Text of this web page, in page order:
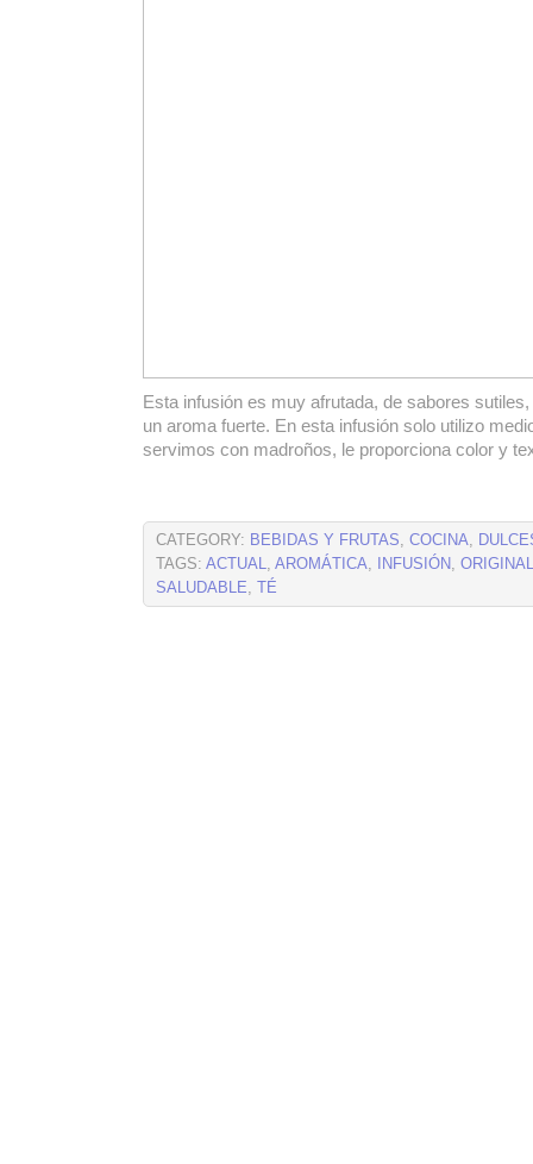
Esta infusión es muy afrutada, de sabores
un aroma fuerte. En esta infusión solo utilizo
servimos con madroños, le proporciona color y
CATEGORY: BEBIDAS Y FRUTAS, COCINA,
TAGS: ACTUAL, AROMÁTICA, INFUSIÓN, ORIGINAL
SALUDABLE, TÉ